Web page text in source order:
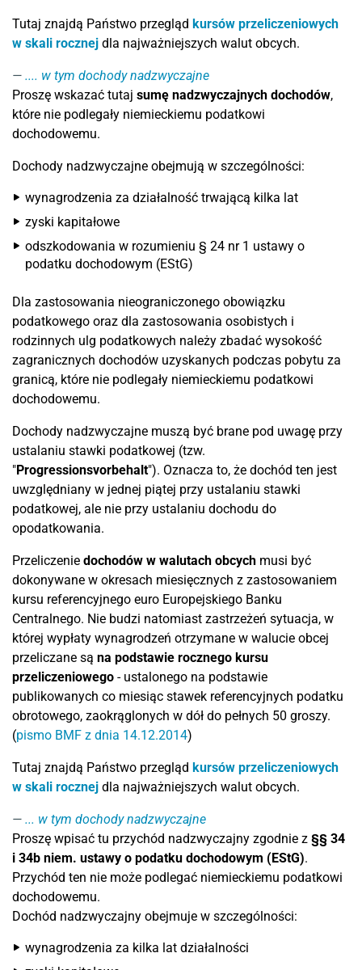
Tutaj znajdą Państwo przegląd kursów przeliczeniowych
w skali rocznej dla najważniejszych walut obcych.
.... w tym dochody nadzwyczajne
Proszę wskazać tutaj sumę nadzwyczajnych dochodów,
które nie podlegały niemieckiemu podatkowi
dochodowemu.
Dochody nadzwyczajne obejmują w szczególności:
wynagrodzenia za działalność trwającą kilka lat
zyski kapitałowe
odszkodowania w rozumieniu § 24 nr 1 ustawy o
podatku dochodowym (EStG)
Dla zastosowania nieograniczonego obowiązku
podatkowego oraz dla zastosowania osobistych i
rodzinnych ulg podatkowych należy zbadać wysokość
zagranicznych dochodów uzyskanych podczas pobytu za
granicą, które nie podlegały niemieckiemu podatkowi
dochodowemu.
Dochody nadzwyczajne muszą być brane pod uwagę przy
ustalaniu stawki podatkowej (tzw.
"Progressionsvorbehalt"). Oznacza to, że dochód ten jest
uwzględniany w jednej piątej przy ustalaniu stawki
podatkowej, ale nie przy ustalaniu dochodu do
opodatkowania.
Przeliczenie dochodów w walutach obcych musi być
dokonywane w okresach miesięcznych z zastosowaniem
kursu referencyjnego euro Europejskiego Banku
Centralnego. Nie budzi natomiast zastrzeżeń sytuacja, w
której wypłaty wynagrodzeń otrzymane w walucie obcej
przeliczane są na podstawie rocznego kursu
przeliczeniowego - ustalonego na podstawie
publikowanych co miesiąc stawek referencyjnych podatku
obrotowego, zaokrąglonych w dół do pełnych 50 groszy.
(pismo BMF z dnia 14.12.2014)
Tutaj znajdą Państwo przegląd kursów przeliczeniowych
w skali rocznej dla najważniejszych walut obcych.
... w tym dochody nadzwyczajne
Proszę wpisać tu przychód nadzwyczajny zgodnie z §§ 34
i 34b niem. ustawy o podatku dochodowym (EStG).
Przychód ten nie może podlegać niemieckiemu podatkowi
dochodowemu.
Dochód nadzwyczajny obejmuje w szczególności:
wynagrodzenia za kilka lat działalności